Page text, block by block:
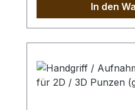
erzielen, empfehlen
unseren
zum Schlagen
Punziereisen / des
Schlagstempel
In den